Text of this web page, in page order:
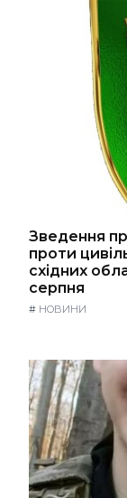
Зведення
проти
східних
серпня
# НОВИНИ